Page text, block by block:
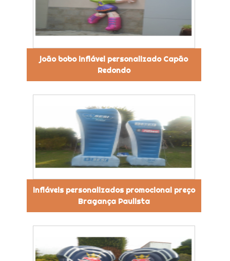
joão bobo inflável personalizado Capão
Redondo
infláveis personalizados promocional preço
Bragança Paulista